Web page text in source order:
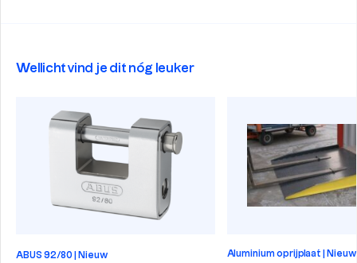
Wellicht vind je dit nóg leuker
ABUS 92/80 | Nieuw
Aluminium oprijplaat | Nieuw